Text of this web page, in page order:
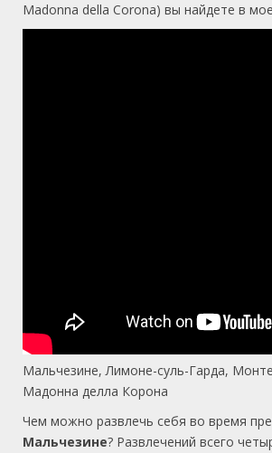
Madonna della Corona) вы найдете в
Мальчезине, Лимоне-суль-Гарда,
Мадонна делла Корона
Чем можно развлечь себя во время
Мальчезине? Развлечений всего